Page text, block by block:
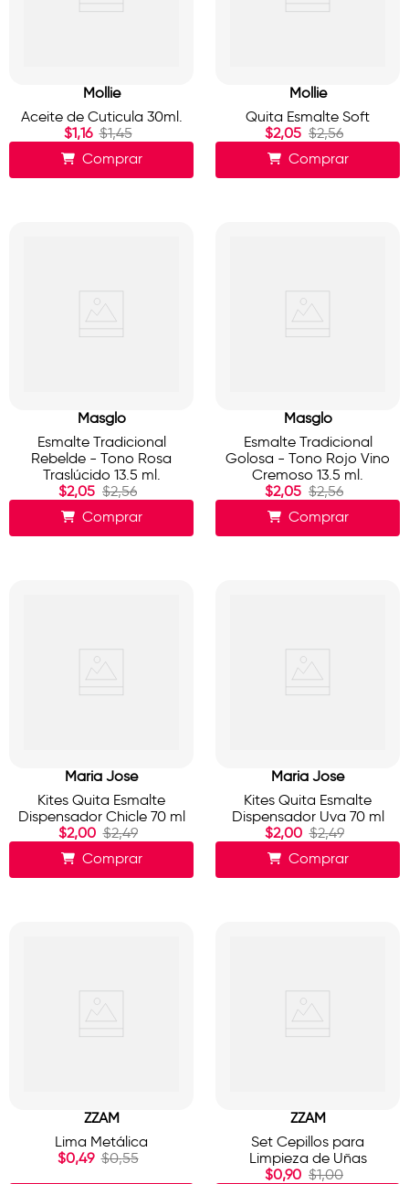
Mollie
Aceite de Cuticula 30ml.
$1,16 $1,45
Comprar
Mollie
Quita Esmalte Soft
$2,05 $2,56
Comprar
Masglo
Esmalte Tradicional
Rebelde - Tono Rosa
Traslúcido 13.5 ml.
$2,05 $2,56
Comprar
Masglo
Esmalte Tradicional
Golosa - Tono Rojo Vino
Cremoso 13.5 ml.
$2,05 $2,56
Comprar
Maria Jose
Kites Quita Esmalte
Dispensador Chicle 70 ml
$2,00 $2,49
Comprar
Maria Jose
Kites Quita Esmalte
Dispensador Uva 70 ml
$2,00 $2,49
Comprar
ZZAM
Lima Metálica
$0,49 $0,55
ZZAM
Set Cepillos para
Limpieza de Uñas
$0,90 $1,00